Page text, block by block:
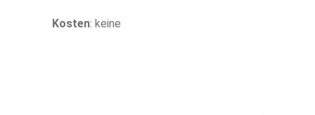
Kosten: keine